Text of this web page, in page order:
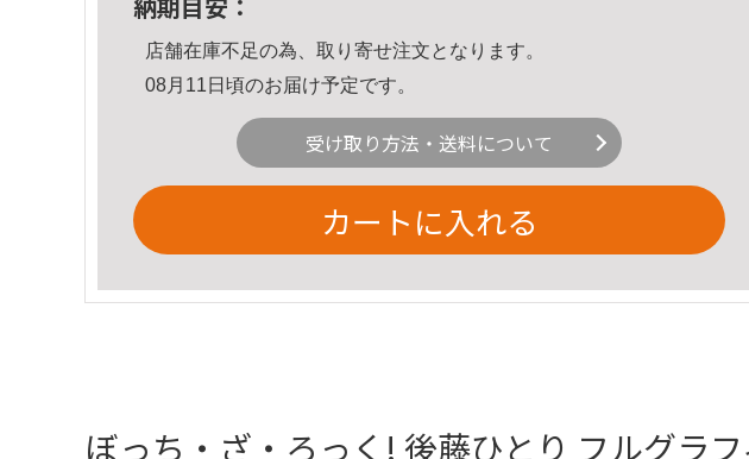
納期目安：
店舗在庫不足の為、取り寄せ注文となります。
08月11日頃のお届け予定です。
受け取り方法・送料について
カートに入れる
ぼっち・ざ・ろっく! 後藤ひとり フルグラ